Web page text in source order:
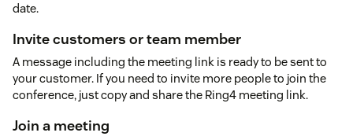
date.
Invite customers or team member
A message including the meeting link is ready to be sent to
your customer. If you need to invite more people to join the
conference, just copy and share the Ring4 meeting link.
Join a meeting